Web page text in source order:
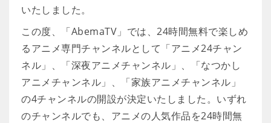
いたしました。
この度、「AbemaTV」では、24時間無料で楽しめ
るアニメ専門チャンネルとして「アニメ24チャン
ネル」、「深夜アニメチャンネル」、「なつかし
アニメチャンネル」、「家族アニメチャンネル」
の4チャンネルの開設が決定いたしました。いずれ
のチャンネルでも、アニメの人気作品を24時間無